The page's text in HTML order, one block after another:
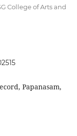
College of Arts and
Papanasam,